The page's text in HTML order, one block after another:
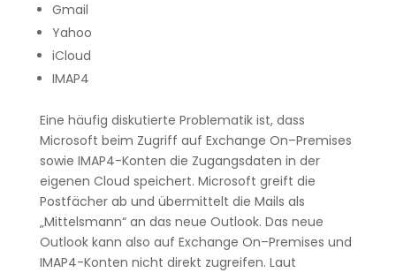
Gmail
Yahoo
iCloud
IMAP4
Eine häufig diskutierte Problematikist, dass
Microsoft beim Zugriff auf Exchange On–Premises
sowie IMAP4-Konten die Zugangsdaten in der
eigenen Cloud speichert. Microsoft greift die
Postfächerab und übermittelt die Mails als
„Mittelsmann“ an das neue Outlook. Das neue
Outlookkann also auf Exchange On–Premises und
IMAP4-Konten nicht direkt zugreifen. Laut